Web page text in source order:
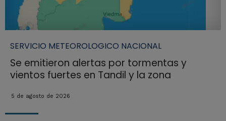
SERVICIO METEOROLOGICO NACIONAL
Se emitieron alertas por tormentas y
vientos fuertes en Tandil y la zona
5 de agosto de 2026